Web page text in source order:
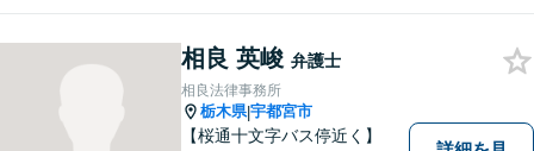
い。
相良 英峻 弁護士
相良法律事務所
栃木県|宇都宮市
【桜通十文字バス停近く】